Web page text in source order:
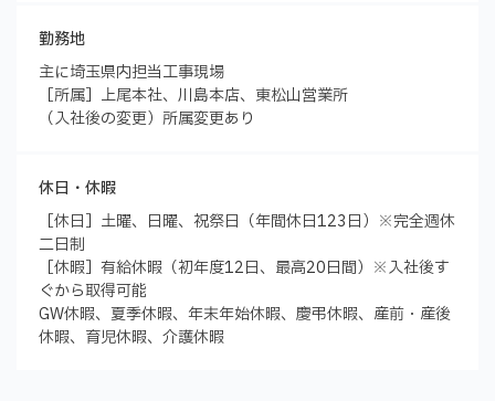
勤務地
主に埼玉県内担当工事現場
［所属］上尾本社、川島本店、東松山営業所
（入社後の変更）所属変更あり
休日・休暇
［休日］土曜、日曜、祝祭日（年間休日123日）※完全週休
二日制
［休暇］有給休暇（初年度12日、最高20日間）※入社後す
ぐから取得可能
GW休暇、夏季休暇、年末年始休暇、慶弔休暇、産前・産後
休暇、育児休暇、介護休暇